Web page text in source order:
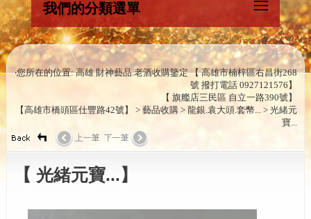
我們的分類選單
‧您所在的位置: 高雄 財神藝品.老酒收購鑒定 【 高雄市楠梓區右昌街268
號 撥打電話 0927121576】
【 旗艦店三民區 自立一路390號】
【高雄市橋頭區仕豐路42號】 > 藝品收購 > 龍銀.袁大頭.套幣... > 光緒元
寶...
【 光緒元寶...】